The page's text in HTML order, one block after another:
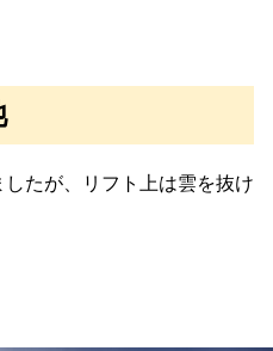
たが、リフト上は雲を抜け